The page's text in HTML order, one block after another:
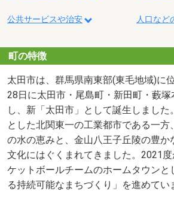
公共サービスや治安 人口など
町の特徴
太田市は、群馬県南東部(東毛地域)に
28日に太田市・尾島町・新田町・藪
し、新「太田市」として誕生しまし
とした北関東一の工業都市である一方
の水の恵みと、金山八王子丘陵の豊か
文化にはぐくまれてきました。2021
ケットボールチームのホームタウンと
る持続可能なまちづくり」を進めてい